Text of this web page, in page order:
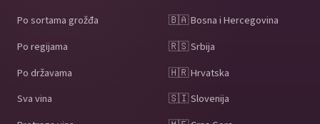
Po sortama grožđa
Po regijama
Po državama
Sva vina
🇧🇦 Bosna i Hercegovina
🇷🇸 Srbija
🇭🇷 Hrvatska
🇸🇮 Slovenija